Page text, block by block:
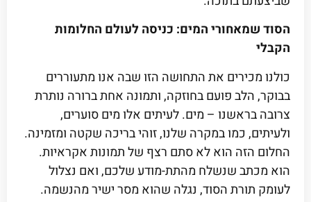
הסוד שמאחורי המים: כניסה לעולם החלומות
הקבלי
כולנו מכירים את התחושה הזו שבה אנו מתעוררים
בבוקר, הלב פועם בחוזקה, ותמונה אחת ברורה נותרת
צרובה בראשנו – מים. לעיתים אלו מים סוערים,
ולעיתים, כמו במקרה שלנו, זוהי בריכה שקטה ומזמינה.
החלום הזה הוא לא סתם רצף של תמונות אקראיות.
הוא מכתב שנשלח מהתת-מודע שלכם, ואם נצלול
לעומק תורת הסוד, נגלה שהוא מסר ישיר מהנשמה.